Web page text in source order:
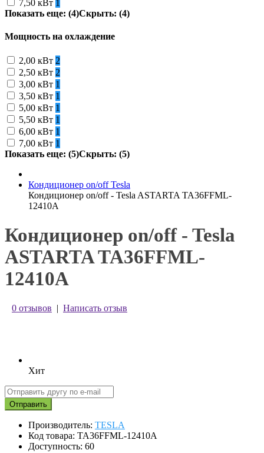
7,50 кВт 1
Показать еще: (4)Скрыть: (4)
Мощность на охлаждение
2,00 кВт 2
2,50 кВт 2
3,00 кВт 1
3,50 кВт 1
5,00 кВт 1
5,50 кВт 1
6,00 кВт 1
7,00 кВт 1
Показать еще: (5)Скрыть: (5)
Кондиционер on/off Tesla
Кондиционер on/off - Tesla ASTARTA TA36FFML-
12410A
Кондиционер on/off - Tesla
ASTARTA TA36FFML-
12410A
0 отзывов | Написать отзыв
Хит
Отправить
Производитель: TESLA
Код товара: TA36FFML-12410A
Доступность: 60